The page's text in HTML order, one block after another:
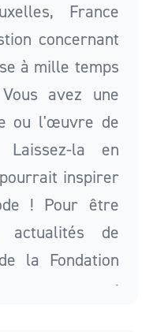
France
concernant
à mille temps
avez une
ou l'œuvre de
la en
inspirer
! Pour être
de
la Fondation
: